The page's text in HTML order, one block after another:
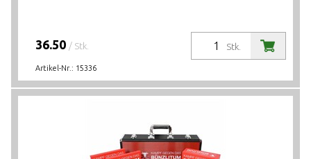
Stk.
36.50 / Stk.
Artikel-Nr.: 15336